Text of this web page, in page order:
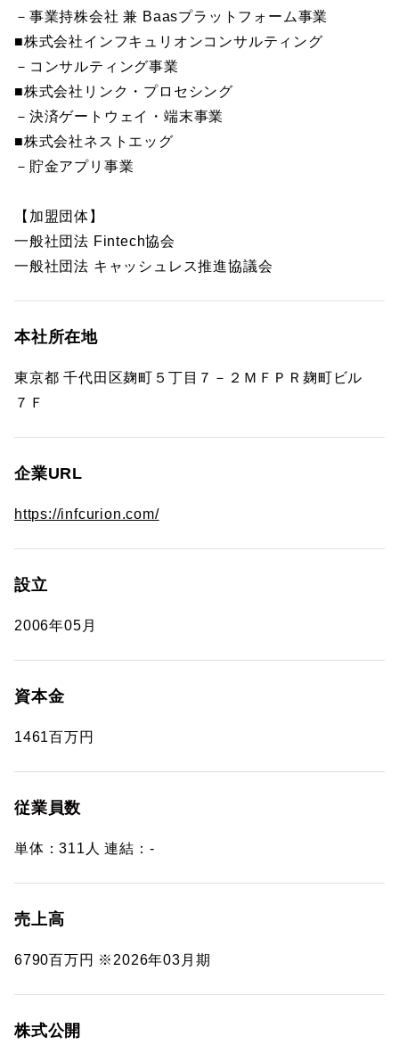
－事業持株会社 兼 Baasプラットフォーム事業
■株式会社インフキュリオンコンサルティング
－コンサルティング事業
■株式会社リンク・プロセシング
－決済ゲートウェイ・端末事業
■株式会社ネストエッグ
－貯金アプリ事業
【加盟団体】
一般社団法 Fintech協会
一般社団法 キャッシュレス推進協議会
本社所在地
東京都 千代田区麹町５丁目７－２ＭＦＰＲ麹町ビル
７Ｆ
企業URL
https://infcurion.com/
設立
2006年05月
資本金
1461百万円
従業員数
単体：311人 連結：-
売上高
6790百万円 ※2026年03月期
株式公開